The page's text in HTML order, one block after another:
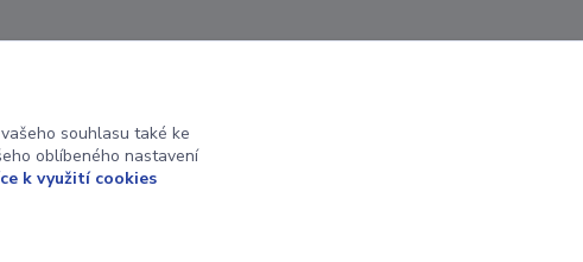
souhlasu také ke
oblíbeného nastavení
k využití cookies